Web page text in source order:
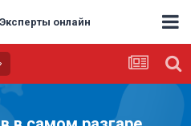
Эксперты онлайн